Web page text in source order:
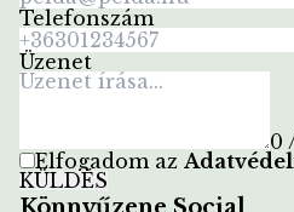
Telefonszám
Üzenet
0
Elfogadom az
KÜLDÉS